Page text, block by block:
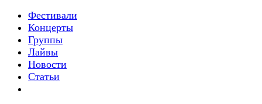
Фестивали
Концерты
Группы
Лайвы
Новости
Статьи